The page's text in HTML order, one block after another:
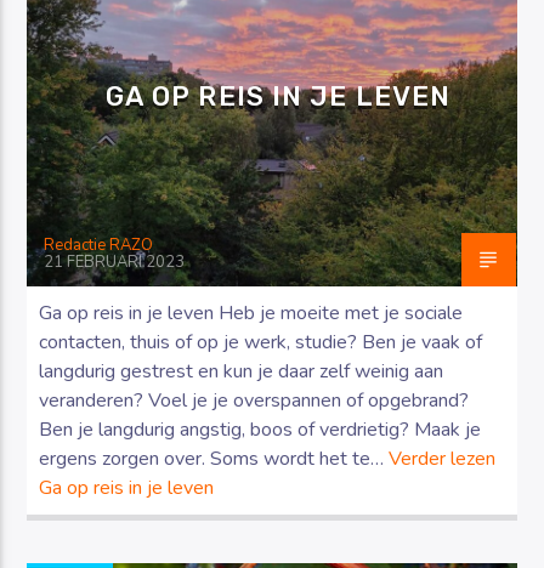
Luister RAZO online
GA OP REIS IN JE LEVEN
Redactie RAZO
21 FEBRUARI 2023
Ga op reis in je leven Heb je moeite met je sociale
contacten, thuis of op je werk, studie? Ben je vaak of
langdurig gestrest en kun je daar zelf weinig aan
veranderen? Voel je je overspannen of opgebrand?
Ben je langdurig angstig, boos of verdrietig? Maak je
ergens zorgen over. Soms wordt het te…Verder lezen
Ga op reis in je leven